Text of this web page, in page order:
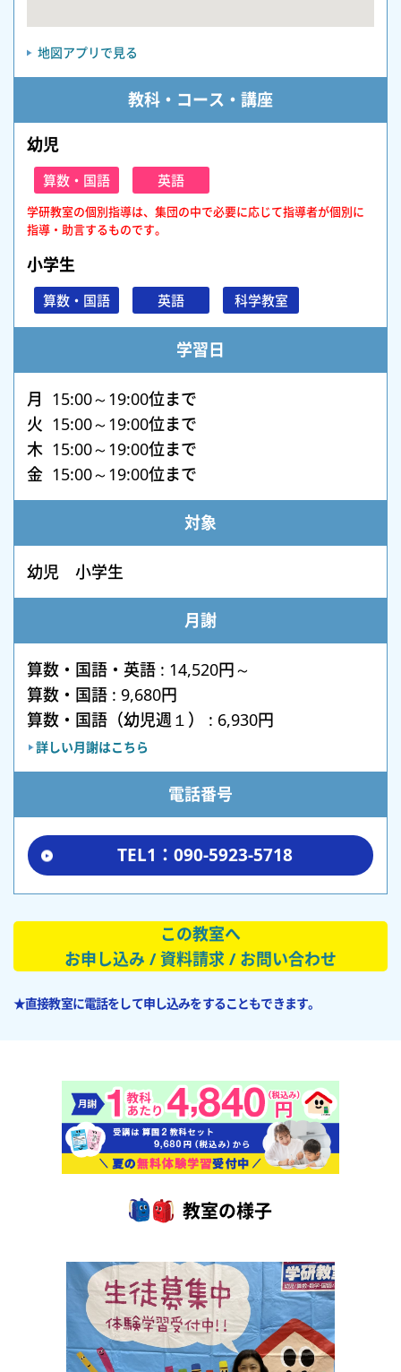
地図アプリで見る
教科・コース・講座
幼児
算数・国語 英語
学研教室の個別指導は、集団の中で必要に応じて指導者が個別に
指導・助言するものです。
小学生
算数・国語 英語 科学教室
学習日
月 15:00～19:00位まで
火 15:00～19:00位まで
木 15:00～19:00位まで
金 15:00～19:00位まで
対象
幼児 小学生
月謝
算数・国語・英語 : 14,520円～
算数・国語 : 9,680円
算数・国語（幼児週１） : 6,930円
詳しい月謝はこちら
電話番号
TEL1：090-5923-5718
この教室へ
お申し込み / 資料請求 / お問い合わせ
★直接教室に電話をして申し込みをすることもできます。
教室の様子